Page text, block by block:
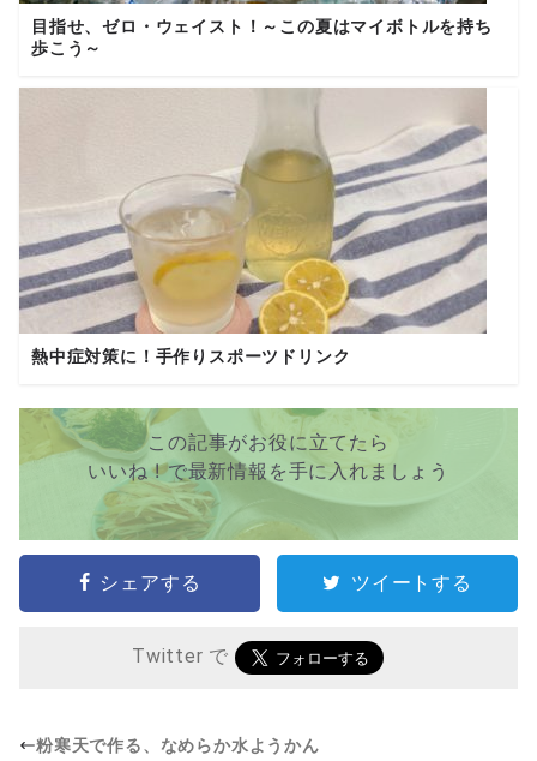
目指せ、ゼロ・ウェイスト！～この夏はマイボトルを持ち
歩こう～
熱中症対策に！手作りスポーツドリンク
この記事がお役に立てたら
いいね ! で最新情報を手に入れましょう
シェアする ツイートする
Twitter で
粉寒天で作る、なめらか水ようかん